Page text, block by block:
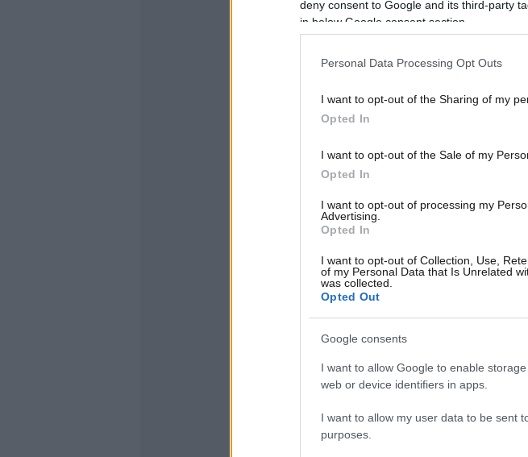
deny consent to Google and its third-party
in below Google consent section.
Personal Data Processing Opt Outs
I want to opt-out of the Sharing of my
Opted In
I want to opt-out of the Sale of my
Opted In
I want to opt-out of processing my
Advertising.
Opted In
I want to opt-out of Collection, Use,
of my Personal Data that Is Unrelated
was collected.
Opted Out
Google consents
I want to allow Google to enable
web or device identifiers in apps.
I want to allow my user data to be sent
purposes.